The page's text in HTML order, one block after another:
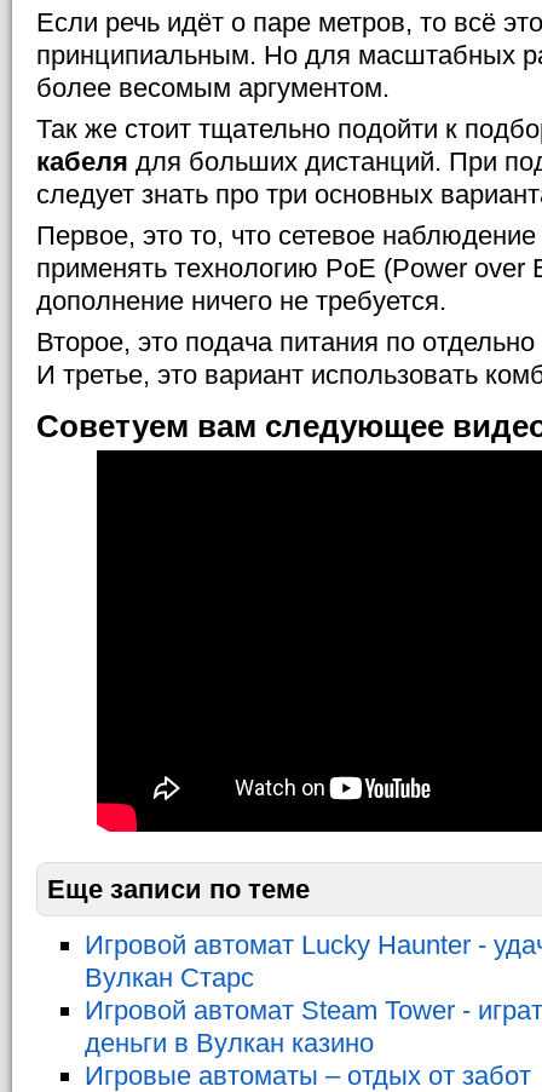
Если речь идёт о паре метров, то всё
принципиальным. Но для масштабных
более весомым аргументом.
Так же стоит тщательно подойти к
кабеля для больших дистанций. При
следует знать про три основных
Первое, это то, что сетевое
применять технологию PoE (Power over
дополнение ничего не требуется.
Второе, это подача питания по
И третье, это вариант использовать
Советуем вам следующее
Еще записи по теме
Игровой автомат Lucky Haunter -
Вулкан Старс
Игровой автомат Steam Tower -
деньги в Вулкан казино
Игровые автоматы – отдых от забот